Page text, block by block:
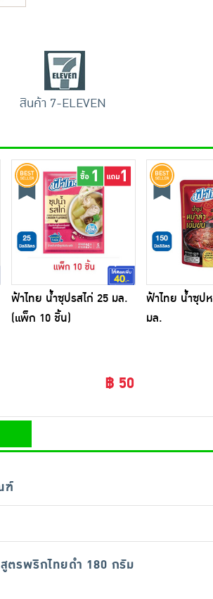
สินค้า 7-ELEVEN
ฟ้าไทย น้ำซุปรสไก่ 25 มล.
(แพ็ก 10 ชิ้น)
฿ 50
ฟ้าไทย น้ำซุป
มล.
ฑ์
รพริกไทยดำ 180 กรัม